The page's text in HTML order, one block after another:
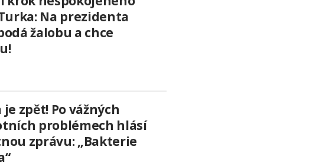
Na prezidenta
žalobu a chce
je zpět! Po vážných
problémech hlásí
zprávu: „Bakterie